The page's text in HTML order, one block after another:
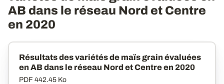
AB dans le réseau Nord et Centre
en 2020
Résultats des variétés de maïs grain évaluées
en AB dans le réseau Nord et Centre en 2020
PDF 442.45 Ko